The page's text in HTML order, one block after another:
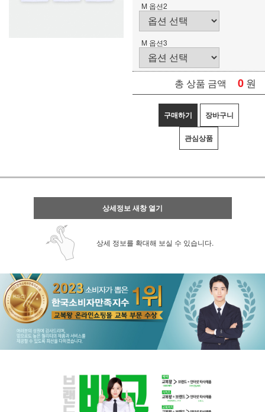
M 옵션2
M 옵션3
총 상품 금액 0 원
구매하기 장바구니
관심상품
상세정보 새창 열기
상세 정보를 확대해 보실 수 있습니다.